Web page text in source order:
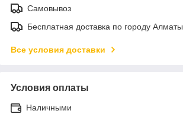
Самовывоз
Бесплатная доставка по городу Алматы
Все условия доставки
Условия оплаты
Наличными